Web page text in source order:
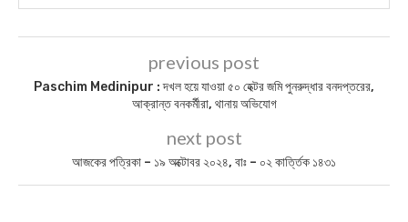
previous post
Paschim Medinipur : দখল হয়ে যাওয়া ৫০ হেক্টর জমি পুনরুদ্ধার বনদপ্তরের,
আক্রান্ত বনকর্মীরা, থানায় অভিযোগ
next post
আজকের পত্রিকা – ১৯ অক্টোবর ২০২৪, বাঃ – ০২ কার্ত্তিক ১৪৩১